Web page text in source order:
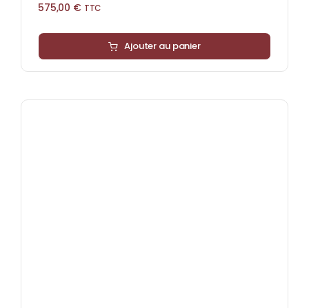
575,00 € TTC
Ajouter au panier